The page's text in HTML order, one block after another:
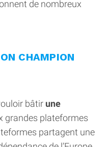
de nombreux
CHAMPION
bâtir une
grandes plateformes
partagent une